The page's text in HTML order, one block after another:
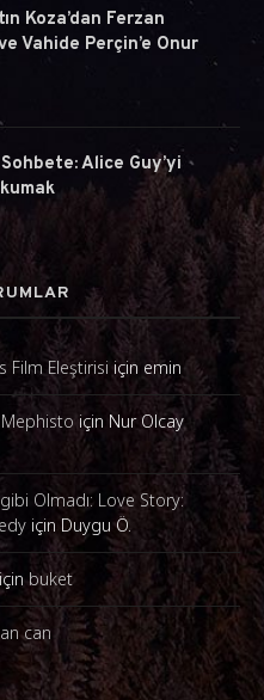
Koza’dan Ferzan
Vahide Perçin’e Onur
Alice Guy’yi
Film Eleştirisi için emin
Mephisto için Nur Olcay
Olmadı: Love Story:
için Duygu Ö.
buket
can